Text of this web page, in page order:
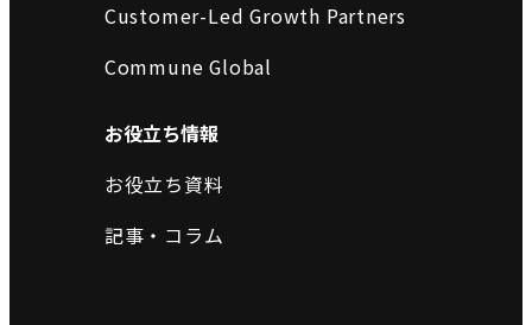
Customer-Led Growth Partners
Commune Global
お役立ち情報
お役立ち資料
記事・コラム